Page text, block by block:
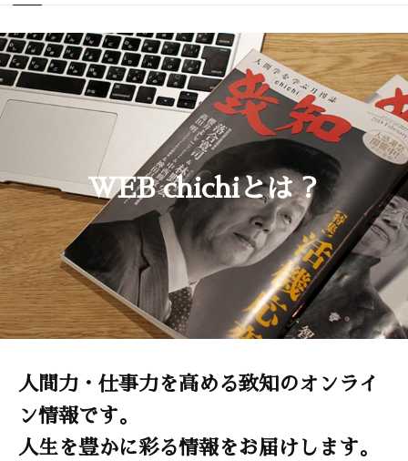
WEB chichiとは？
人間力・仕事力を高める致知のオンライ
ン情報です。
人生を豊かに彩る情報をお届けします。